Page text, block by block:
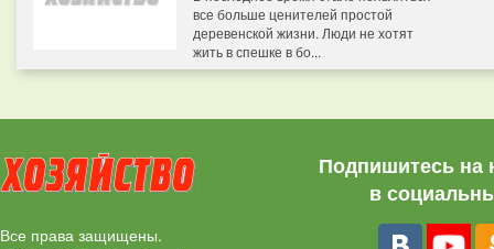
все больше ценителей простой
деревенской жизни. Люди не хотят
жить в спешке в бо...
Все права защищены.
Подпишитесь на
в